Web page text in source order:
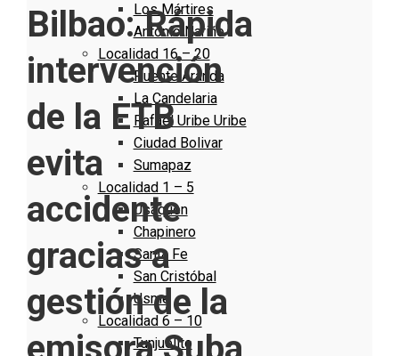
Los Mártires
Antonio Nariño
Localidad 16 – 20
Puente Aranda
La Candelaria
Rafael Uribe Uribe
Ciudad Bolivar
Sumapaz
Localidad 1 – 5
Usaquen
Chapinero
Santa Fe
San Cristóbal
Usme
Localidad 6 – 10
Tunjuelito
Bilbao: Rápida
intervención
de la ETB
evita
accidente
gracias a
gestión de la